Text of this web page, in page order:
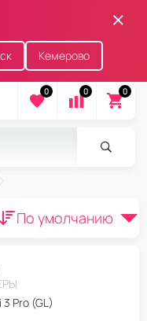
Кемерово
0 0 0
По умолчанию
Pro (GL)